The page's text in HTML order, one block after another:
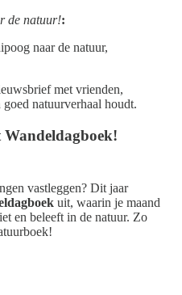
de natuur!:
naar de natuur,
met vrienden,
natuurverhaal houdt.
vastleggen? Dit jaar
uit, waarin je maand
en beleeft in de natuur. Zo